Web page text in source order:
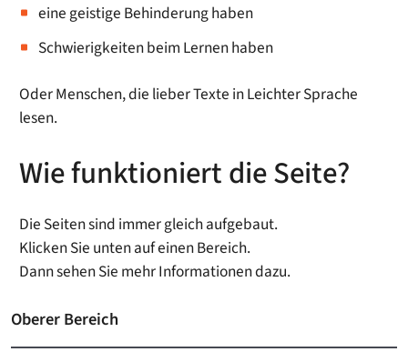
eine geistige Behinderung haben
Schwierigkeiten beim Lernen haben
Oder Menschen, die lieber Texte in Leichter Sprache
lesen.
Wie funktioniert die Seite?
Die Seiten sind immer gleich aufgebaut.
Klicken Sie unten auf einen Bereich.
Dann sehen Sie mehr Informationen dazu.
Oberer Bereich